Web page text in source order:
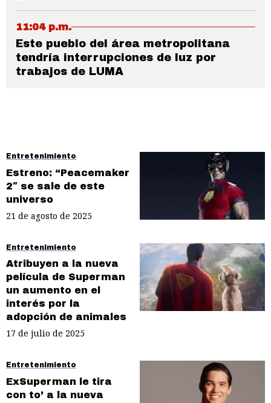
11:04 p.m.
Este pueblo del área metropolitana
tendría interrupciones de luz por
trabajos de LUMA
Entretenimiento
Estreno: “Peacemaker
2″ se sale de este
universo
21 de agosto de 2025
Entretenimiento
Atribuyen a la nueva
película de Superman
un aumento en el
interés por la
adopción de animales
17 de julio de 2025
Entretenimiento
ExSuperman le tira
con to’ a la nueva